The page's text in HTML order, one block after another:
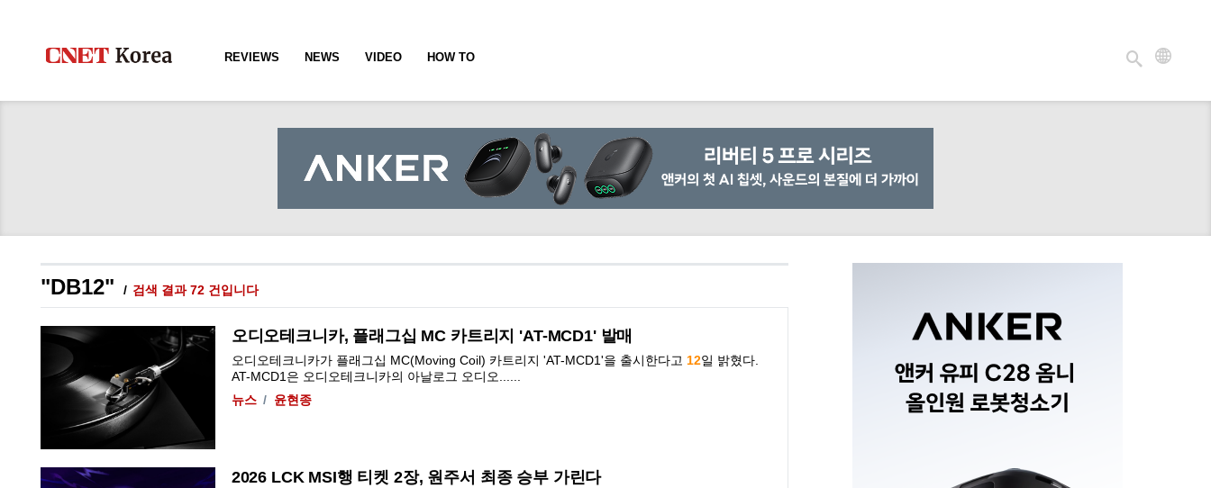
REVIEWS NEWS VIDEO HOW TO
"DB12" 검색 결과 72 건입니다
오디오테크니카, 플래그십 MC 카트리지 'AT-MCD1' 발매
오디오테크니카가 플래그십 MC(Moving Coil) 카트리지 'AT-MCD1'을 출시한다고 12일 밝혔다.
AT-MCD1은 오디오테크니카의 아날로그 오디오......
뉴스
윤현종
2026 LCK MSI행 티켓 2장, 원주서 최종 승부 가린다